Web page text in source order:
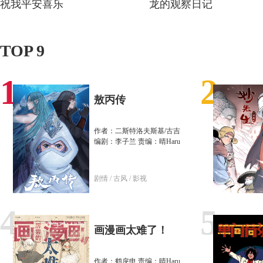
祝我平安喜乐 龙的观察日记
TOP 9
1 敖丙传
作者：二斯特洛夫斯基/古吉
编剧：李子兰 责编：晴Haru
剧情 / 古风 / 影视
2
4 画漫画太难了！
作者：鹤戾申 责编：晴Haru
5